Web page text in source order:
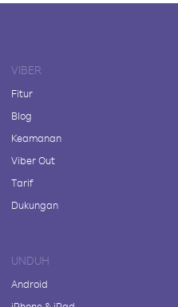
VIBER
Fitur
Blog
Keamanan
Viber Out
Tarif
Dukungan
UNDUH
Android